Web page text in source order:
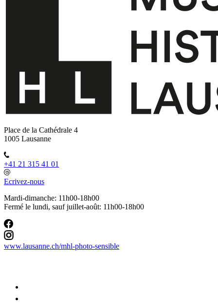
Place de la Cathédrale 4
1005 Lausanne
+41 21 315 41 01
Ecrivez-nous
Mardi-dimanche: 11h00-18h00
Fermé le lundi, sauf juillet-août: 11h00-18h00
www.lausanne.ch/mhl-photo-sensible